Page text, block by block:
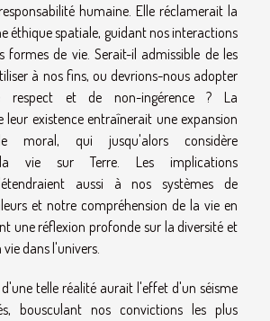
humaine. Elle réclamerait la
éthique spatiale, guidant nos interactions
formes de vie. Serait-il admissible de les
à nos fins, ou devrions-nous adopter
respect et de non-ingérence ? La
leur existence entraînerait une expansion
moral, qui jusqu'alors considère
la vie sur Terre. Les implications
aussi à nos systèmes de
et notre compréhension de la vie en
une réflexion profonde sur la diversité et
dans l'univers.
telle réalité aurait l'effet d'un séisme
bousculant nos convictions les plus